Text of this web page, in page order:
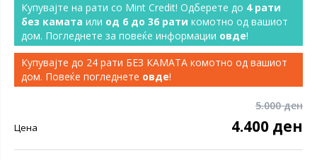
Купувајте на рати со Mint Credit! Одберете до 4 рати
без камата или од 6 до 36 рати комотно од вашиот
дом. Погледнете за повеќе информации овде!
Купувајте до 24 рати БЕЗ КАМАТА комотно од вашиот
дом. Повеќе погледнете овде!
5.000 ден
Цена 4.400 ден